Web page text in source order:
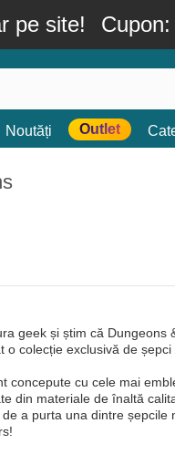
pe site! Cupon:
Noutăți Outlet
geek și știm că
colecție exclusivă de
concepute cu cele mai
din materiale de înaltă
a purta una dintre